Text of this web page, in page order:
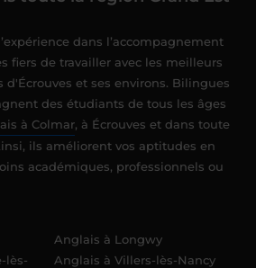
dans l’accompagnement
fiers de travailler avec les meilleurs
et ses environs. Bilingues
des étudiants de tous les âges
à Colmar, à Écrouves et dans toute
ils améliorent vos aptitudes en
académiques, professionnels ou
lès-
Anglais à Longwy
Anglais à Villers-lès-Nancy